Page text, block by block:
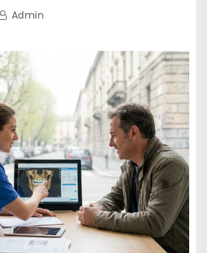
Admin